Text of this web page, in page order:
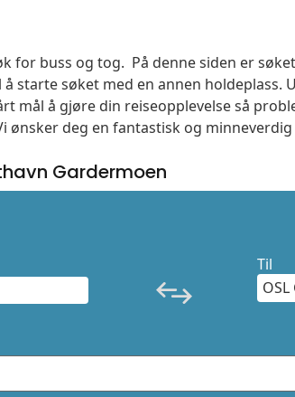
for buss og tog. På denne siden er
starte søket med en annen
mål å gjøre din reiseopplevelse så
ønsker deg en fantastisk og minneverdig
Gardermoen
Til